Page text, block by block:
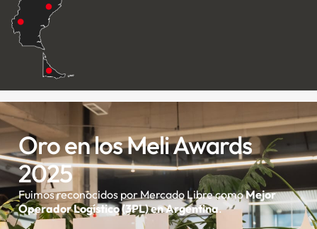
Oro en los Meli Awards
2025
Fuimos reconocidos por Mercado Libre comoMejor
Operador Logístico (3PL) en Argentina.